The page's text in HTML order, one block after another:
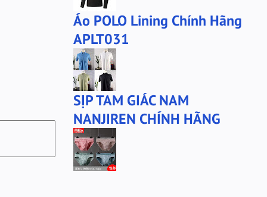
Áo POLO Lining Chính Hãng
APLT031
SỊP TAM GIÁC NAM
NANJIREN CHÍNH HÃNG